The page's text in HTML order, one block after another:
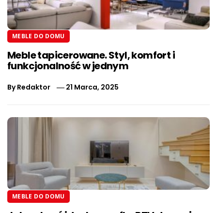
MEBLE DO DOMU
Meble tapicerowane. Styl, komfort i
funkcjonalność w jednym
ByRedaktor 21 Marca, 2025
MEBLE DO DOMU